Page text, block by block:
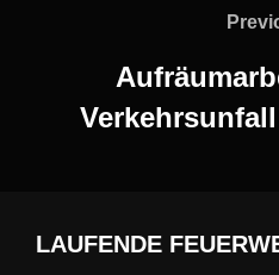
LAUFENDE